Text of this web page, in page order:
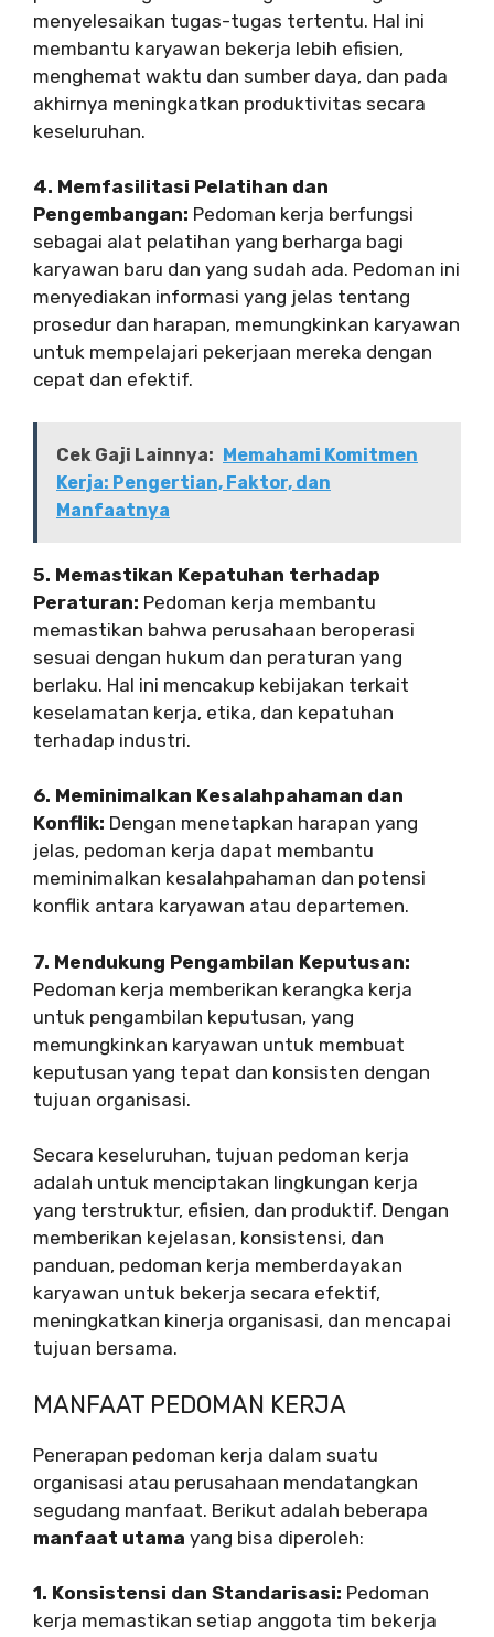
menyelesaikan tugas-tugas tertentu. Hal ini
membantu karyawan bekerja lebih efisien,
menghemat waktu dan sumber daya, dan pada
akhirnya meningkatkan produktivitas secara
keseluruhan.
4. Memfasilitasi Pelatihan dan
Pengembangan: Pedoman kerja berfungsi
sebagai alat pelatihan yang berharga bagi
karyawan baru dan yang sudah ada. Pedoman ini
menyediakan informasi yang jelas tentang
prosedur dan harapan, memungkinkan karyawan
untuk mempelajari pekerjaan mereka dengan
cepat dan efektif.
Cek Gaji Lainnya: Memahami Komitmen
Kerja: Pengertian, Faktor, dan
Manfaatnya
5. Memastikan Kepatuhan terhadap
Peraturan: Pedoman kerja membantu
memastikan bahwa perusahaan beroperasi
sesuai dengan hukum dan peraturan yang
berlaku. Hal ini mencakup kebijakan terkait
keselamatan kerja, etika, dan kepatuhan
terhadap industri.
6. Meminimalkan Kesalahpahaman dan
Konflik: Dengan menetapkan harapan yang
jelas, pedoman kerja dapat membantu
meminimalkan kesalahpahaman dan potensi
konflik antara karyawan atau departemen.
7. Mendukung Pengambilan Keputusan:
Pedoman kerja memberikan kerangka kerja
untuk pengambilan keputusan, yang
memungkinkan karyawan untuk membuat
keputusan yang tepat dan konsisten dengan
tujuan organisasi.
Secara keseluruhan, tujuan pedoman kerja
adalah untuk menciptakan lingkungan kerja
yang terstruktur, efisien, dan produktif. Dengan
memberikan kejelasan, konsistensi, dan
panduan, pedoman kerja memberdayakan
karyawan untuk bekerja secara efektif,
meningkatkan kinerja organisasi, dan mencapai
tujuan bersama.
MANFAAT PEDOMAN KERJA
Penerapan pedoman kerja dalam suatu
organisasi atau perusahaan mendatangkan
segudang manfaat. Berikut adalah beberapa
manfaat utama yang bisa diperoleh:
1. Konsistensi dan Standarisasi: Pedoman
kerja memastikan setiap anggota tim bekerja